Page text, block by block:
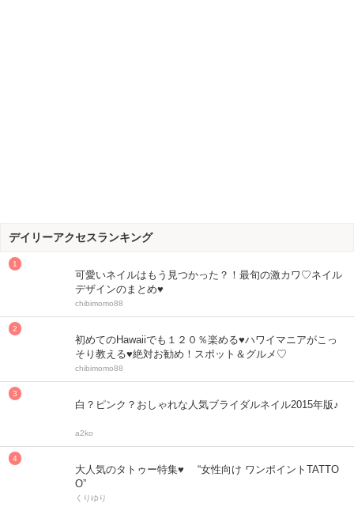
デイリーアクセスランキング
可愛いネイルはもう見つかった？！最旬の激カワ♡ネイル
デザインのまとめ♥
chibimomo88
初めてのHawaiiでも１２０％楽める♥ハワイマニアがこっ
そり教える♥絶対お勧め！スポット＆グルメ♡
chibimomo88
白？ピンク？おしゃれな人気ブライダルネイル2015年版♪
a2ko
大人気のタトゥー特集♥ “女性向け ワンポイントTATTO
O”
くりゆり